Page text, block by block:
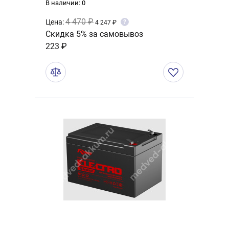
В наличии: 0
Цена:4 470 ₽ 4 247 ₽ ?
Скидка 5% за самовывоз
223 ₽